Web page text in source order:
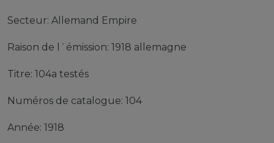
Secteur: Allemand Empire
Raison de l´émission: 1918 allemagne
Titre: 104a testés
Numéros de catalogue: 104
Année: 1918